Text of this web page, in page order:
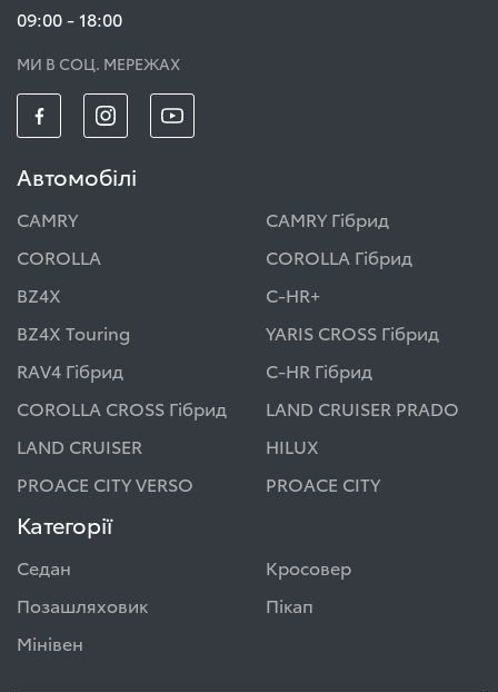
09:00 - 18:00
МИ В СОЦ. МЕРЕЖАХ
Автомобілі
CAMRY
CAMRY Гібрид
COROLLA
COROLLA Гібрид
BZ4X
C-HR+
BZ4X Touring
YARIS CROSS Гібрид
RAV4 Гібрид
C-HR Гібрид
COROLLA CROSS Гібрид
LAND CRUISER PRADO
LAND CRUISER
HILUX
PROACE CITY VERSO
PROACE CITY
Категорії
Седан
Кросовер
Позашляховик
Пікап
Мінівен